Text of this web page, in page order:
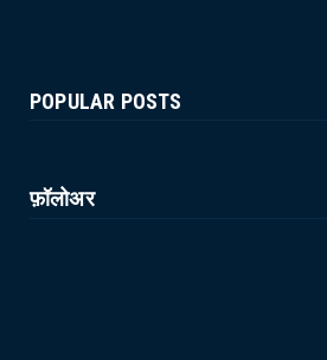
POPULAR POSTS
फ़ॉलोअर